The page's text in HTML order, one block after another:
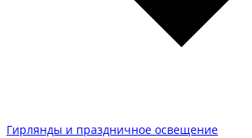
Гирлянды и праздничное освещение